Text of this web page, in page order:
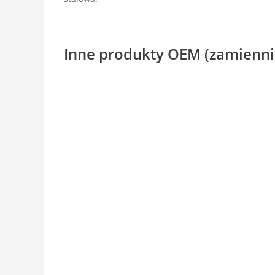
Inne produkty OEM